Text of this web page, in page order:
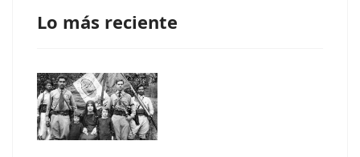
Lo más reciente